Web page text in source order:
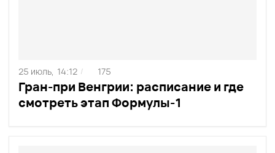
Гран-при Венгрии: расписание и где
смотреть этап Формулы-1
25 июль, 14:12 / 175